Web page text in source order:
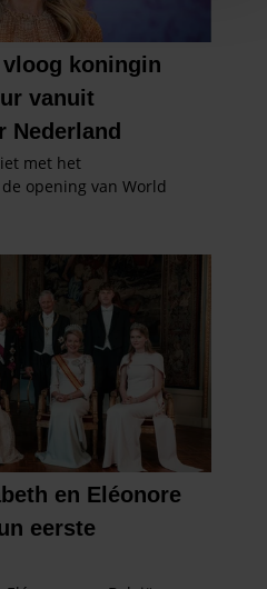
voor social media te bieden
analyseren. Ook delen we
onze site met onze
adverteren en analyse. Deze
combineren met andere
verstrekt of die ze hebben
gebruik van hun services. U
als u onze website blijft